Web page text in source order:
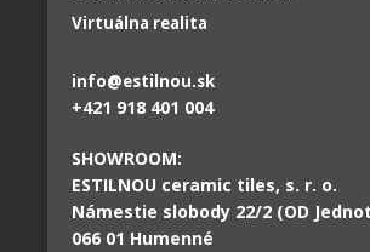
Virtuálna realita
info@estilnou.sk
+421 918 401 004
SHOWROOM:
ESTILNOU ceramic tiles, s. r. o.
Námestie slobody 22/2 (OD
066 01 Humenné